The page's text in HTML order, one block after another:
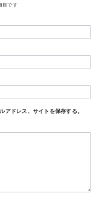
目です
アドレス、サイトを保存する。